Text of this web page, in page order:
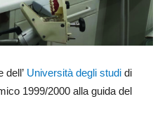
dell’ Università degli studi di
1999/2000 alla guida del